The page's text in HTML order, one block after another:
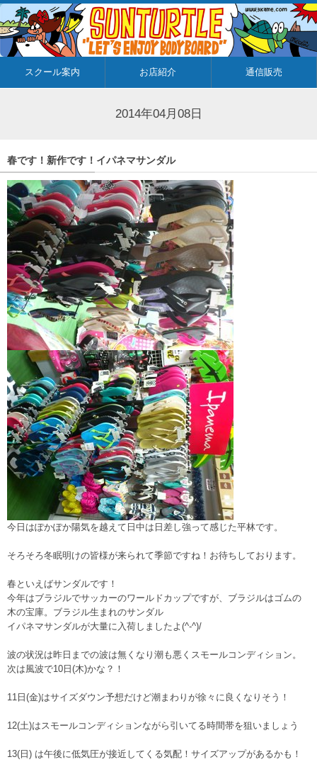
スクール案内 お店紹介 通信販売
2014年04月08日
春です！新作です！イパネマサンダル
今日はぽかぽか陽気を越えて日中は日差し強って感じた平林です。
そろそろ冬眠明けの皆様が来られて季節ですね！お待ちしております。
春といえばサンダルです！
今年はブラジルでサッカーのワールドカップですが、ブラジルはゴムの
木の宝庫。ブラジル生まれのサンダル
イパネマサンダルが大量に入荷しましたよ(^-^)/
波の状況は昨日までの波は無くなり潮も悪くスモールコンディション。
次は風波で10日(木)かな？！
11日(金)はサイズダウン予想だけど潮まわりが徐々に良くなりそう！
12(土)はスモールコンディションながら引いてる時間帯を狙いましょう
13(日) は午後に低気圧が接近してくる気配！サイズアップがあるかも！